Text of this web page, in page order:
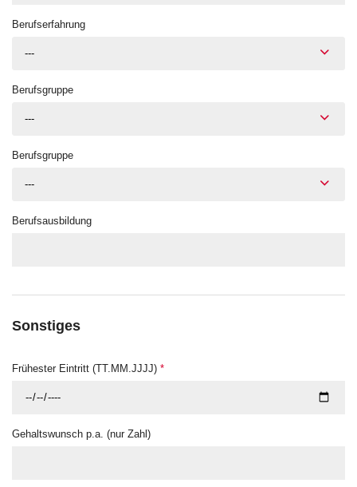
Berufserfahrung
---
Berufsgruppe
---
Berufsgruppe
---
Berufsausbildung
Sonstiges
Frühester Eintritt (TT.MM.JJJJ) *
Gehaltswunsch p.a. (nur Zahl)